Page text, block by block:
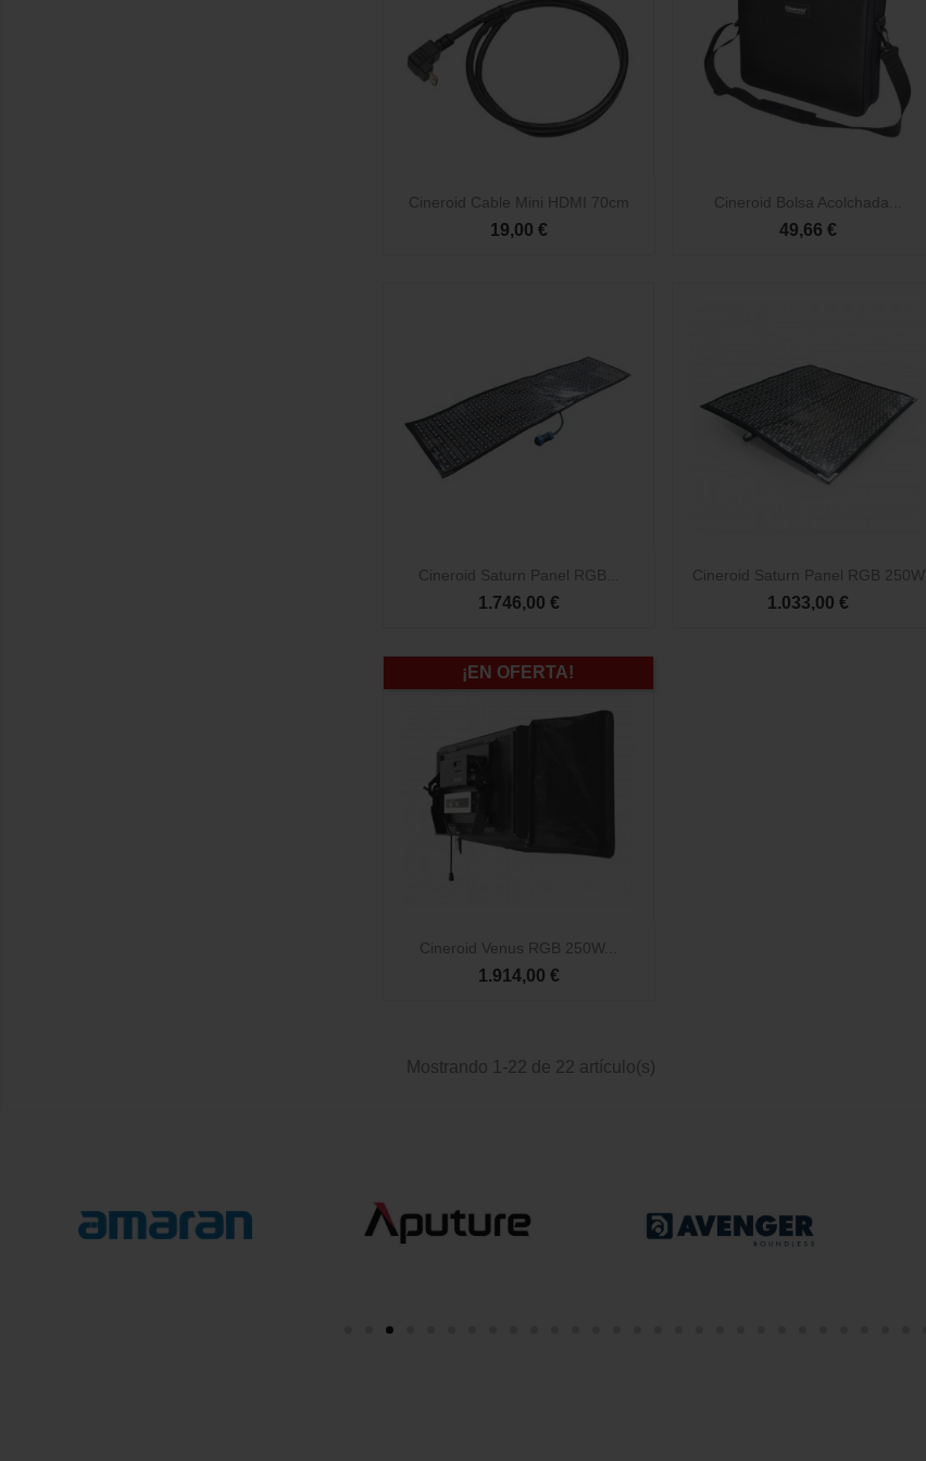
Cineroid Cable Mini HDMI 70cm
19,00 €
Vista rápida Cineroid Bolsa Acolchada...
49,66 €
 Vista rápida
Cineroid Saturn Panel RGB...
1.746,00 €
Vista rápida Cineroid Saturn Panel RGB 250W
1.033,00 €
Vista rápida
Cineroid Venus RGB 250W...
1.914,00 €
¡EN OFERTA!
Vista rápida
Mostrando 1-22 de 22 artículo(s)